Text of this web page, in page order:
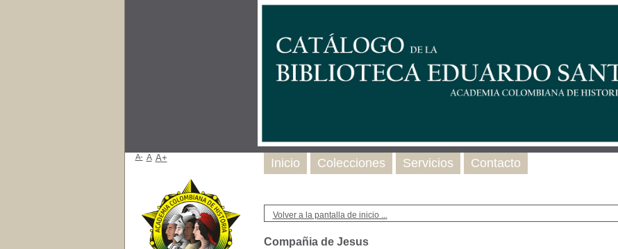
Volver a la pantalla de inicio ...
Compañia de Jesus
Inicio Colecciones Servicios Contacto
A- A A+